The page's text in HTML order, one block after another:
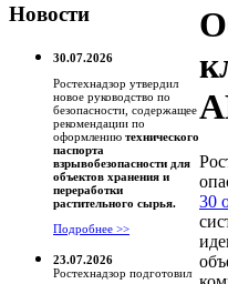
Новости
30.07.2026
Ростехнадзор утвердил
новое руководство по
безопасности, содержащее
рекомендации по
оформлению технического
паспорта
взрывобезопасности для
объектов хранения и
переработки
растительного сырья.
Подробнее >>
23.07.2026
Ростехнадзор подготовил
30